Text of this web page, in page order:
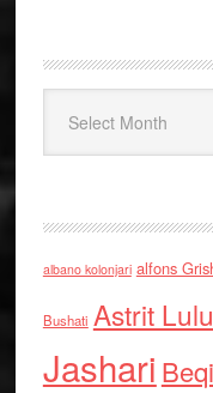
albano kolonjari alfons
Bushati Astrit
Jashari